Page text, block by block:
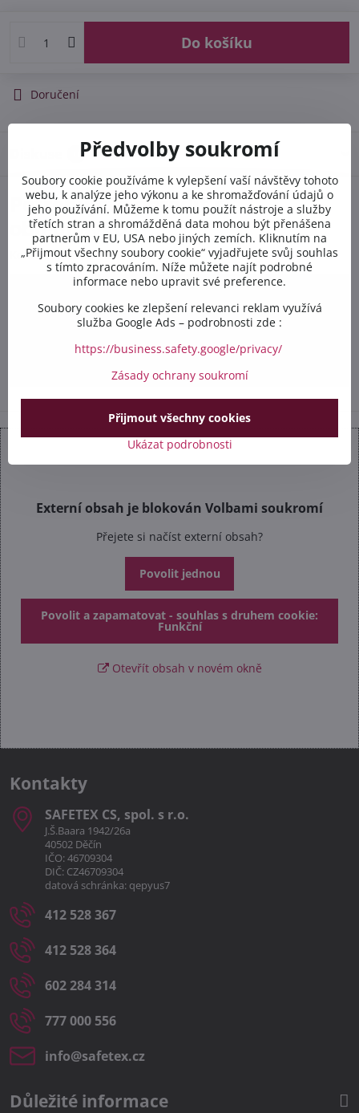
Do košíku
Doručení
Potřebujete poradit s
objednávkou?
Kontaktujte nás PO-PÁ 8:00 - 16:00:
+420 412 528 367
+420 602 284 314
Externí obsah je blokován Volbami soukromí
Přejete si načíst externí obsah?
Povolit jednou
Povolit a zapamatovat - souhlas s druhem cookie:
Funkční
Otevřít obsah v novém okně
Kontakty
SAFETEX CS, spol​. s r​.o​.
J.Š.Baara 1942/26a
40502 Děčín
IČO: 46709304
DIČ: CZ46709304
datová schránka: qepyus7
412 528 367
412 528 364
602 284 314
777 000 556
info​@safetex​.cz
Důležité informace
Předvolby soukromí
Soubory cookie používáme k vylepšení vaší návštěvy tohoto
webu, k analýze jeho výkonu a ke shromažďování údajů o
jeho používání. Můžeme k tomu použít nástroje a služby
třetích stran a shromážděná data mohou být přenášena
partnerům v EU, USA nebo jiných zemích. Kliknutím na
„Přijmout všechny soubory cookie“ vyjadřujete svůj souhlas
s tímto zpracováním. Níže můžete najít podrobné
informace nebo upravit své preference.
Soubory cookies ke zlepšení relevanci reklam využívá
služba Google Ads – podrobnosti zde :
https://business.safety.google/privacy/
Zásady ochrany soukromí
Ukázat podrobnosti
Přijmout všechny cookies